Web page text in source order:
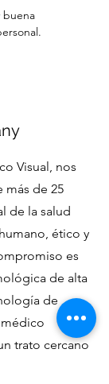
buena
Visual, nos
más de 25
de la salud
ético y
es
de alta
de
trato cercano